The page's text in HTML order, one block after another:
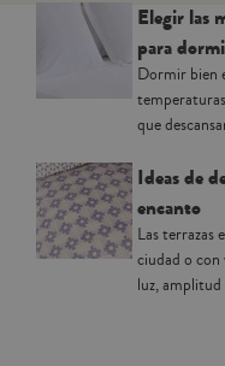
Elegir las
para
Dormir bien
que
Ideas de
encanto
Las terrazas
ciudad o con
luz, amplitud